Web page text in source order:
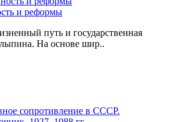
и реформы
путь и государственная
На основе шир..